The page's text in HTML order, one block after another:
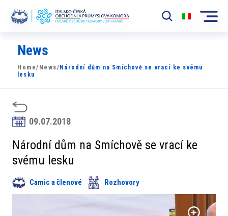
Komora
News
Rozvoj Trhu
Členové
Partneři
​​Projekty
News
Home/ News/ Národní dům na Smíchově se vrací ke svému
lesku
09.07.2018
Národní dům na Smíchově se vrací ke
svému lesku
Camic a členové Rozhovory